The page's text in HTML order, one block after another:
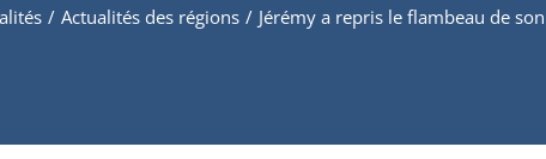
/ Actualités des régions / Jérémy a repris le flambeau de